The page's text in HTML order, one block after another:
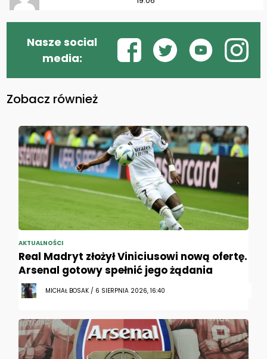
Nasze social
media:
Zobacz również
AKTUALNOŚCI
Real Madryt złożył Viniciusowi nową ofertę.
Arsenal gotowy spełnić jego żądania
MICHAŁ BOSAK / 6 SIERPNIA 2026, 16:40